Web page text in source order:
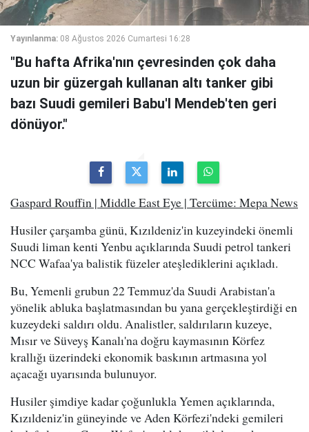
Yayınlanma: 08 Ağustos 2026 Cumartesi 16:28
"Bu hafta Afrika'nın çevresinden çok daha
uzun bir güzergah kullanan altı tanker gibi
bazı Suudi gemileri Babu'l Mendeb'ten geri
dönüyor."
Gaspard Rouffin | Middle East Eye | Tercüme: Mepa News
Husiler çarşamba günü, Kızıldeniz'in kuzeyindeki önemli
Suudi liman kenti Yenbu açıklarında Suudi petrol tankeri
NCC Wafaa'ya balistik füzeler ateşlediklerini açıkladı.
Bu, Yemenli grubun 22 Temmuz'da Suudi Arabistan'a
yönelik abluka başlatmasından bu yana gerçekleştirdiği en
kuzeydeki saldırı oldu. Analistler, saldırıların kuzeye,
Mısır ve Süveyş Kanalı'na doğru kaymasının Körfez
krallığı üzerindeki ekonomik baskının artmasına yol
açacağı uyarısında bulunuyor.
Husiler şimdiye kadar çoğunlukla Yemen açıklarında,
Kızıldeniz'in güneyinde ve Aden Körfezi'ndeki gemileri